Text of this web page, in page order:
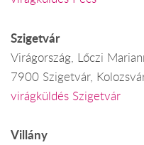
Szigetvár
Virágország, Lőczi
7900 Szigetvár,
virágküldés Szigetvár
Villány